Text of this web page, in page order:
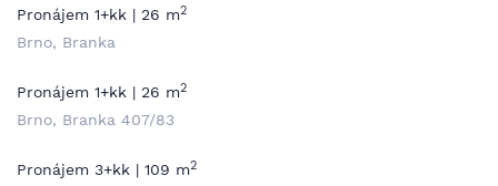
Pronájem 1+kk | 26 m2
Brno, Branka
Pronájem 1+kk | 26 m2
Brno, Branka 407/83
Pronájem 3+kk | 109 m2